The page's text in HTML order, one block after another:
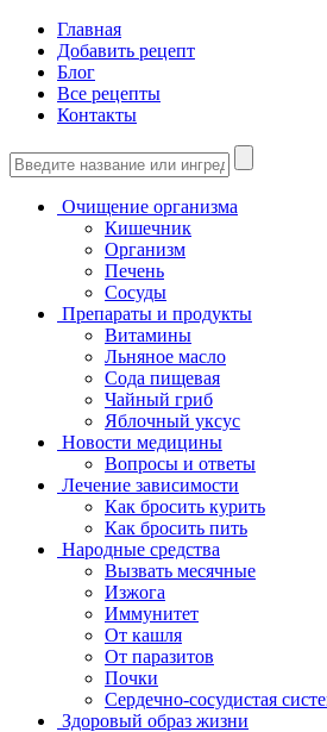
Главная
Добавить рецепт
Блог
Все рецепты
Контакты
Очищение организма
Кишечник
Организм
Печень
Сосуды
Препараты и продукты
Витамины
Льняное масло
Сода пищевая
Чайный гриб
Яблочный уксус
Новости медицины
Вопросы и ответы
Лечение зависимости
Как бросить курить
Как бросить пить
Народные средства
Вызвать месячные
Изжога
Иммунитет
От кашля
От паразитов
Почки
Сердечно-сосудистая
Здоровый образ жизни